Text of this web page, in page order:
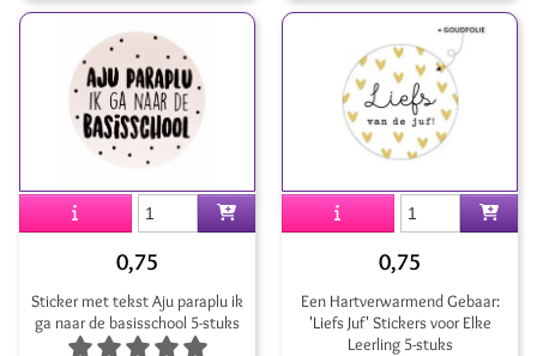
0,75
Sticker met tekst Aju paraplu ik
ga naar de basisschool 5-stuks
0,75
Een Hartverwarmend Gebaar:
'Liefs Juf' Stickers voor Elke
Leerling 5-stuks